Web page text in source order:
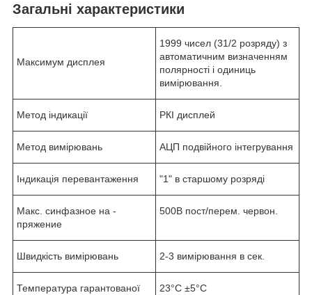
Загальні характеристики
Максимум дисплея
1999 чисел (31/2 розряду) з
автоматичним визначенням
полярності і одиниць
вимірювання.
Метод індикації РКІ дисплей
Метод вимірювань АЦП подвійного інтегрування
Індикація перевантаження "1" в старшому розряді
Макс. синфазное на -
пряжение
500В пост/перем. червон.
Швидкість вимірювань 2-3 вимірювання в сек.
Температура гарантованої
23°С ±5°С